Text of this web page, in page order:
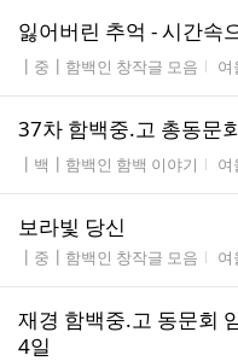
잃어버린 추억 - 시간속
게시판명
┃중┃함백인 창작글 모음 작
여
37차 함백중.고 총동문
게시판명
┃백┃함백인 함백 이야기 작
여
보라빛 당신
게시판명
┃중┃함백인 창작글 모음 작
여
재경 함백중.고 동문회
4일